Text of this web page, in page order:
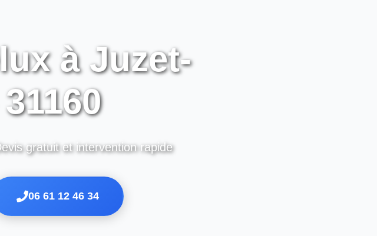
à Juzet-
gratuit et intervention rapide
06 61 12 46 34